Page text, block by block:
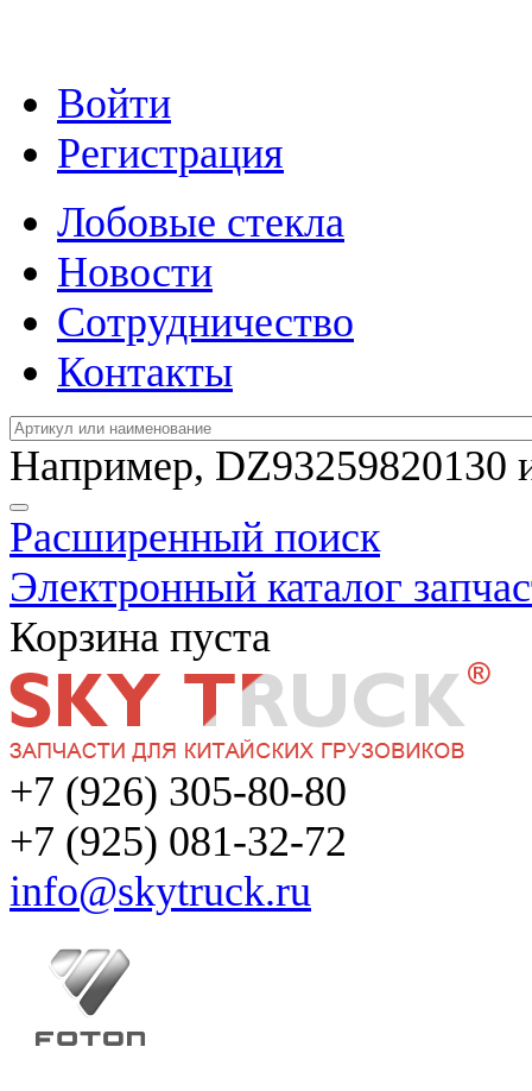
Войти
Регистрация
Лобовые стекла
Новости
Сотрудничество
Контакты
Например, DZ93259820130
Расширенный поиск
Электронный каталог
Корзина пуста
+7 (926) 305-80-80
+7 (925) 081-32-72
info@skytruck.ru